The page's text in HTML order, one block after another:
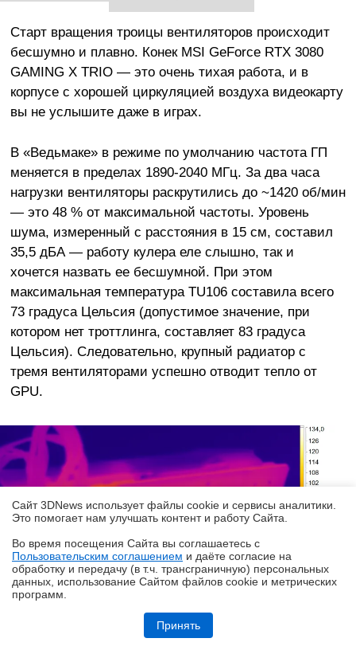
Обзор HUAWEI MatePad SE 11" (2026): тонкий металлический
планшет с раритетной начинкой
Старт вращения троицы вентиляторов происходит
бесшумно и плавно. Конек MSI GeForce RTX 3080
GAMING X TRIO — это очень тихая работа, и в
корпусе с хорошей циркуляцией воздуха видеокарту
вы не услышите даже в играх.
В «Ведьмаке» в режиме по умолчанию частота ГП
меняется в пределах 1890-2040 МГц. За два часа
нагрузки вентиляторы раскрутились до ~1420 об/мин
— это 48 % от максимальной частоты. Уровень
шума, измеренный с расстояния в 15 см, составил
35,5 дБА — работу кулера еле слышно, так и
хочется назвать ее бесшумной. При этом
максимальная температура TU106 составила всего
73 градуса Цельсия (допустимое значение, при
котором нет троттлинга, составляет 83 градуса
Цельсия). Следовательно, крупный радиатор с
тремя вентиляторами успешно отводит тепло от
GPU.
Сайт 3DNews использует файлы cookie и сервисы аналитики.
Это помогает нам улучшать контент и работу Cайта.
Во время посещения Cайта вы соглашаетесь с
Пользовательским соглашением и даёте согласие на
обработку и передачу (в т.ч. трансграничную) персональных
данных, использование Cайтом файлов cookie и метрических
программ.
Принять